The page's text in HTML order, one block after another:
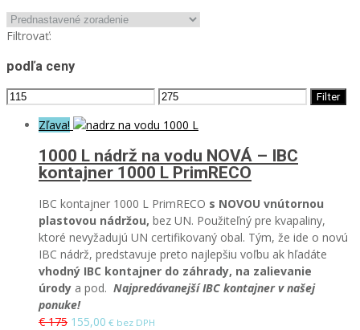
Filtrovať:
podľa ceny
Filter
Zľava!
1000 L nádrž na vodu NOVÁ – IBC
kontajner 1000 L PrimRECO
IBC kontajner 1000 L PrimRECO s NOVOU vnútornou
plastovou nádržou, bez UN. Použiteľný pre kvapaliny,
ktoré nevyžadujú UN certifikovaný obal. Tým, že ide o novú
IBC nádrž, predstavuje preto najlepšiu voľbu ak hľadáte
vhodný IBC kontajner do záhrady, na zalievanie
úrody a pod. Najpredávanejší IBC kontajner v našej
ponuke!
€ 175 155,00 € bez DPH